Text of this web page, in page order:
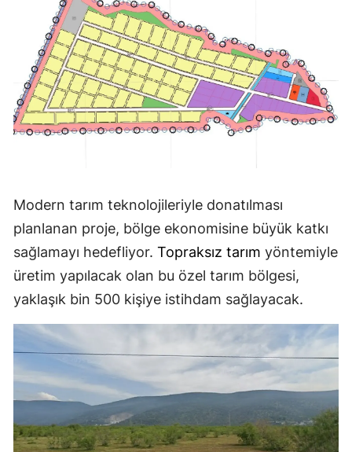
Modern tarım teknolojileriyle donatılması
planlanan proje, bölge ekonomisine büyük katkı
sağlamayı hedefliyor. Topraksız tarım yöntemiyle
üretim yapılacak olan bu özel tarım bölgesi,
yaklaşık bin 500 kişiye istihdam sağlayacak.